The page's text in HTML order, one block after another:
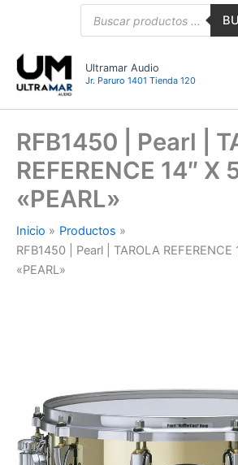
Ultramar Audio
Jr. Paruro 1401 Tienda 120
RFB1450 | Pearl |
REFERENCE 14″ X
«PEARL»
Inicio
Productos
RFB1450 | Pearl | TAROLA REFERENCE
«PEARL»
REFERENCE
5"
BRASS